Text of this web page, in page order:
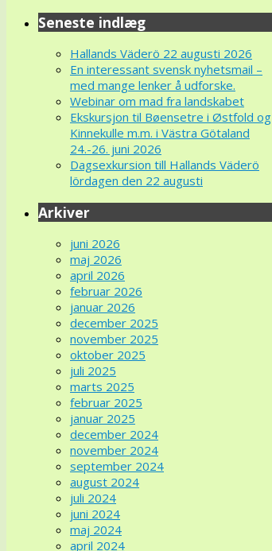
Seneste indlæg
Hallands Väderö 22 augusti 2026
En interessant svensk nyhetsmail –
med mange lenker å udforske.
Webinar om mad fra landskabet
Ekskursjon til Bøensetre i Østfold og
Kinnekulle m.m. i Västra Götaland
24.-26. juni 2026
Dagsexkursion till Hallands Väderö
lördagen den 22 augusti
Arkiver
juni 2026
maj 2026
april 2026
februar 2026
januar 2026
december 2025
november 2025
oktober 2025
juli 2025
marts 2025
februar 2025
januar 2025
december 2024
november 2024
september 2024
august 2024
juli 2024
juni 2024
maj 2024
april 2024